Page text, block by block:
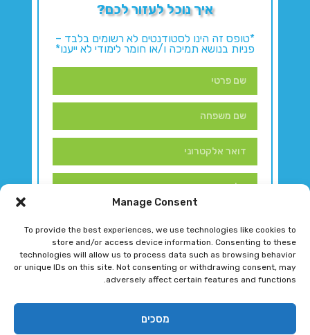
Manage Consent
To provide the best experiences, we use technologies like cookies to
store and/or access device information. Consenting to these
technologies will allow us to process data such as browsing behavior
or unique IDs on this site. Not consenting or withdrawing consent, may
adversely affect certain features and functions.
מסכים
איך נוכל לעזור לכם?
*טופס זה הינו לסטודנטים לא רשומים בלבד –
פניות בנושא תמיכה ו/או חומר לימודי לא ייענו*